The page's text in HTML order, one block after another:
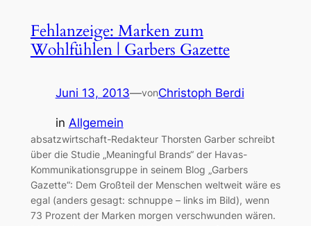
Fehlanzeige: Marken zum
Wohlfühlen | Garbers Gazette
Juni 13, 2013—vonChristoph Berdi
in Allgemein
absatzwirtschaft-Redakteur Thorsten Garber schreibt
über die Studie „Meaningful Brands“ der Havas-
Kommunikationsgruppe in seinem Blog „Garbers
Gazette“: Dem Großteil der Menschen weltweit wäre es
egal (anders gesagt: schnuppe – links im Bild), wenn
73 Prozent der Marken morgen verschwunden wären.